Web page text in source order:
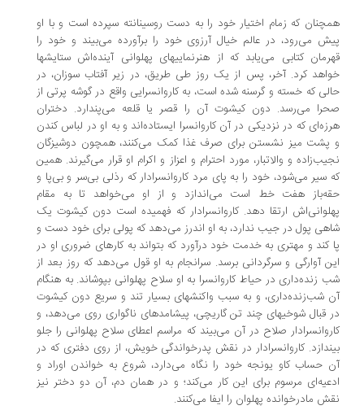
که زمام اختیار خود را به دست روسینانته سپرده است و با او
می‌رود، در عالم خیال آرزوی خود را برآورده می‌بیند و خود را
کتابی می‌یابد که از هنرنماییهای پهلوانی آینده‌اش ستایشها
کرد. آخر، پس از یک روز طی طریق، در زیر آفتاب سوزان، در
که خسته و گرسنه شده است، به کاروانسرایی واقع در گوشه پرتی از
می‌رسد. دون کیشوت آن را قصر یا قلعه می‌پندارد. دختران
که در نزدیکی در آن کاروانسرا ایستاده‌اند و به او در لباس کندن
میز نشستن برای صرف غذا کمک می‌کنند،‌ همچون دوشیزگان
و والاتبار، مورد احترام و اعزاز و اکرام او قرار می‌گیرند. همین
سیر می‌شود، خود را به پای مرد کاروانسرادار که رذلی بی‌سر و بی‌پا و
هفت خط است می‌اندازد و از او می‌خواهد تا به مقام
ارتقا دهد. کاروانسرادار که فهمیده است دون کیشوت یک
پول در جیب ندارد، به او اندرز می‌دهد که پولی برای خود دست و
کند و مهتری به خدمت خود درآورد که بتواند به کارهای ضروری او در
آوارگی و سرگردانی برسد. سرانجام به او قول می‌دهد که روز بعد از
زنده‌داری در حیاط کاروانسرا به او سلاح پهلوانی بپوشاند. به هنگام
شب‌زنده‌داری، و به سبب واکنشهای بسیار تند و سریع دون کیشوت
قبال شوخیهای چند تن گاریچی، پیشامدهای ناگواری روی می‌دهد، و
صلاح در آن می‌بیند که مراسم اعطای سلاح پهلوانی را جلو
کاروانسرادار در نقش پدرخواندگی خویش، از روی دفتری که در
حساب کاو یونجه خود را نگاه می‌دارد، شروع به خواندن اوراد و
مرسوم برای این کار می‌کند؛ و در همان دم، آن دو دختر نیز
مادرخوانده پهلوان را ایفا می‌کنند.